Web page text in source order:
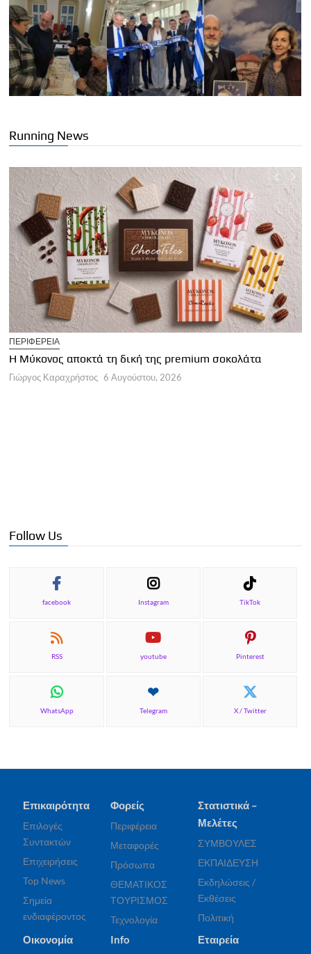
Running News
ΠΕΡΙΦΕΡΕΙΑ
Η Μύκονος αποκτά τη δική της premium σοκολάτα
Γιώργος Καραχρήστος 6 Αυγούστου, 2026
Follow Us
facebook Instagram TikTok
RSS youtube Pinterest
WhatsApp Telegram X / Twitter
Επικαιρότητα
Επιλογές
Συντακτών
Επιχειρήσεις
Top News
Σημεία
ενδιαφέροντος
Φορείς
Περιφέρεια
Μεταφορές
Πρόσωπα
ΘΕΜΑΤΙΚΟΣ
ΤΟΥΡΙΣΜΟΣ
Τεχνολογία
Στατιστικά –
Μελέτες
ΣΥΜΒΟΥΛΕΣ
ΕΚΠΑΙΔΕΥΣΗ
Εκδηλώσεις /
Εκθέσεις
Πολιτική
Οικονομία Info Εταιρεία